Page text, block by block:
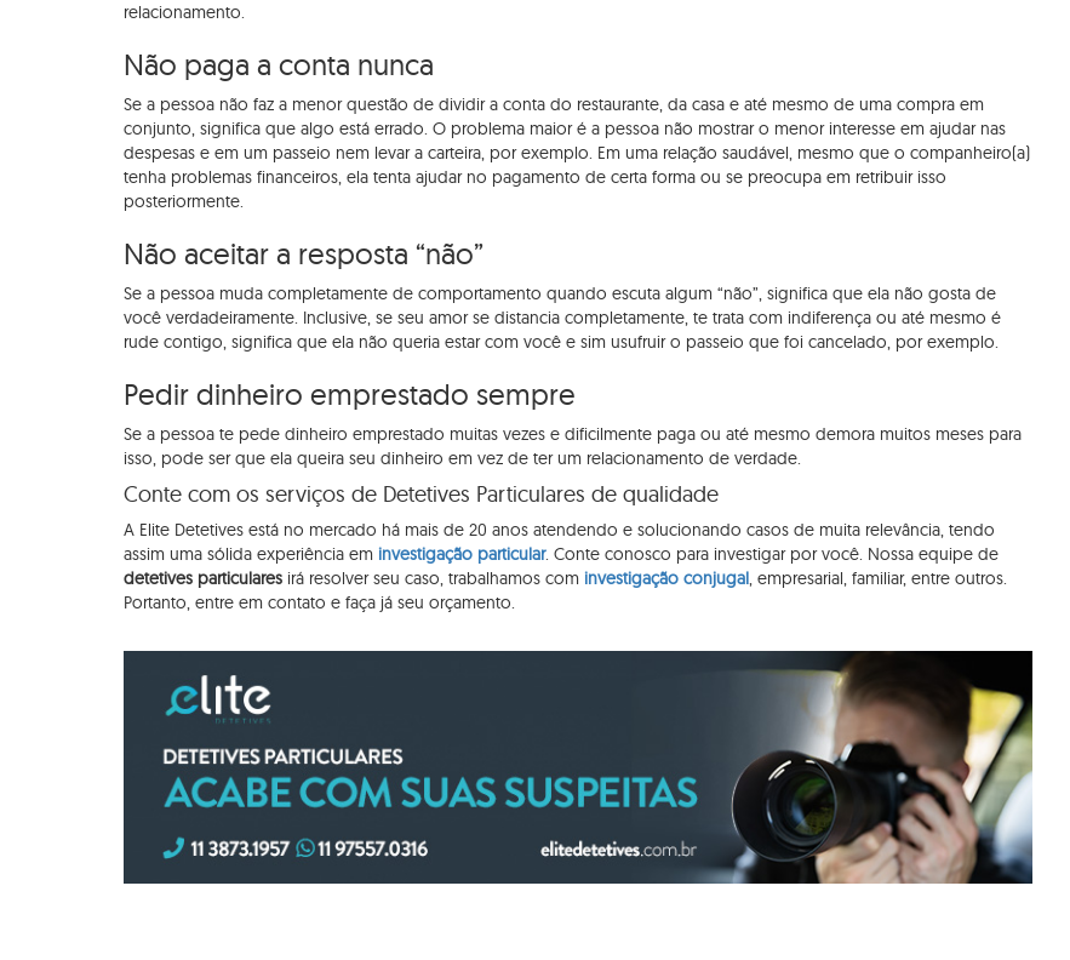
relacionamento.
Não paga a conta nunca
Se a pessoa não faz a menor questão de dividir a conta do restaurante, da casa e até mesmo de uma compra em
conjunto, significa que algo está errado. O problema maior é a pessoa não mostrar o menor interesse em ajudar nas
despesas e em um passeio nem levar a carteira, por exemplo. Em uma relação saudável, mesmo que o companheiro(a)
tenha problemas financeiros, ela tenta ajudar no pagamento de certa forma ou se preocupa em retribuir isso
posteriormente.
Não aceitar a resposta “não”
Se a pessoa muda completamente de comportamento quando escuta algum “não”, significa que ela não gosta de
você verdadeiramente. Inclusive, se seu amor se distancia completamente, te trata com indiferença ou até mesmo é
rude contigo, significa que ela não queria estar com você e sim usufruir o passeio que foi cancelado, por exemplo.
Pedir dinheiro emprestado sempre
Se a pessoa te pede dinheiro emprestado muitas vezes e dificilmente paga ou até mesmo demora muitos meses para
isso, pode ser que ela queira seu dinheiro em vez de ter um relacionamento de verdade.
Conte com os serviços de Detetives Particulares de qualidade
A Elite Detetives está no mercado há mais de 20 anos atendendo e solucionando casos de muita relevância, tendo
assim uma sólida experiência em investigação particular. Conte conosco para investigar por você. Nossa equipe de
detetives particulares irá resolver seu caso, trabalhamos com investigação conjugal, empresarial, familiar, entre outros.
Portanto, entre em contato e faça já seu orçamento.